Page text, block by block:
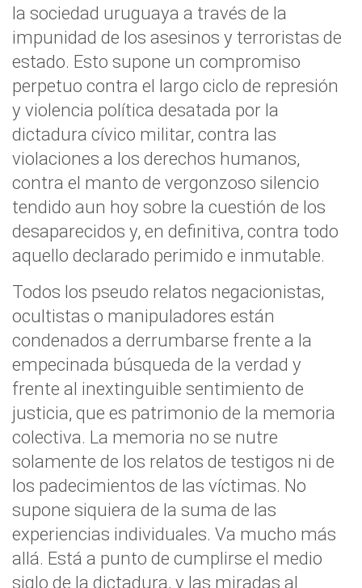
la sociedad uruguaya a través de la
impunidad de los asesinos y terroristas de
estado. Esto supone un compromiso
perpetuo contra el largo ciclo de represión
y violencia política desatada por la
dictadura cívico militar, contra las
violaciones a los derechos humanos,
contra el manto de vergonzoso silencio
tendido aun hoy sobre la cuestión de los
desaparecidos y, en definitiva, contra todo
aquello declarado perimido e inmutable.
Todos los pseudo relatos negacionistas,
ocultistas o manipuladores están
condenados a derrumbarse frente a la
empecinada búsqueda de la verdad y
frente al inextinguible sentimiento de
justicia, que es patrimonio de la memoria
colectiva. La memoria no se nutre
solamente de los relatos de testigos ni de
los padecimientos de las víctimas. No
supone siquiera de la suma de las
experiencias individuales. Va mucho más
allá. Está a punto de cumplirse el medio
siglo de la dictadura, y las miradas al